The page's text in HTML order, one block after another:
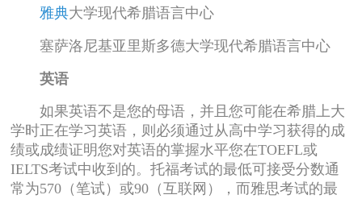
雅典大学现代希腊语言中心
塞萨洛尼基亚里斯多德大学现代希腊语言中心
英语
如果英语不是您的母语，并且您可能在希腊上大
学时正在学习英语，则必须通过从高中学习获得的成
绩或成绩证明您对英语的掌握水平您在TOEFL或
IELTS考试中收到的。托福考试的最低可接受分数通
常为570（笔试）或90（互联网），而雅思考试的最